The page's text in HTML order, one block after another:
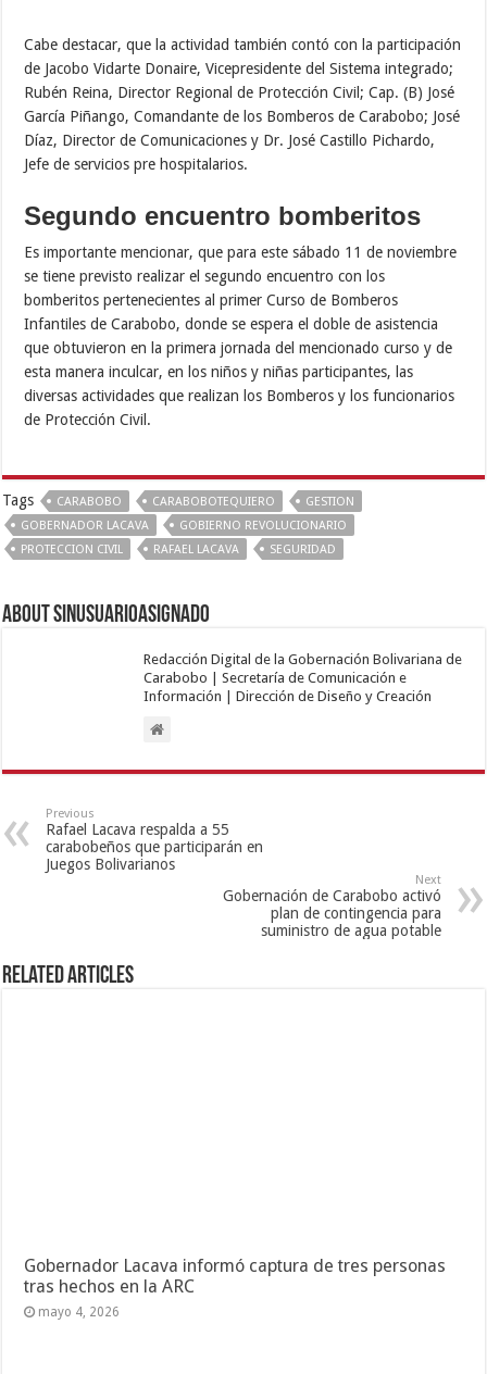
Cabe destacar, que la actividad también contó con la participación
de Jacobo Vidarte Donaire, Vicepresidente del Sistema integrado;
Rubén Reina, Director Regional de Protección Civil; Cap. (B) José
García Piñango, Comandante de los Bomberos de Carabobo; José
Díaz, Director de Comunicaciones y Dr. José Castillo Pichardo,
Jefe de servicios pre hospitalarios.
Segundo encuentro bomberitos
Es importante mencionar, que para este sábado 11 de noviembre
se tiene previsto realizar el segundo encuentro con los
bomberitos pertenecientes al primer Curso de Bomberos
Infantiles de Carabobo, donde se espera el doble de asistencia
que obtuvieron en la primera jornada del mencionado curso y de
esta manera inculcar, en los niños y niñas participantes, las
diversas actividades que realizan los Bomberos y los funcionarios
de Protección Civil.
Tags CARABOBO CARABOBOTEQUIERO
GESTION
GOBERNADOR LACAVA
GOBIERNO REVOLUCIONARIO
PROTECCION CIVIL
RAFAEL LACAVA SEGURIDAD
About sinusuarioasignado
Redacción Digital de la Gobernación Bolivariana de
Carabobo | Secretaría de Comunicación e
Información | Dirección de Diseño y Creación
Previous
Rafael Lacava respalda a 55
carabobeños que participarán en
Juegos Bolivarianos
Next
Gobernación de Carabobo activó
plan de contingencia para
suministro de agua potable
Related Articles
Gobernador Lacava informó captura de tres personas
tras hechos en la ARC
mayo 4, 2026